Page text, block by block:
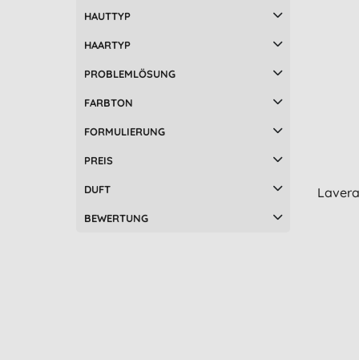
Gesichtswasser (1)
Haarmaske &
Haarbehandlungen (1)
Lidschatten (1)
Lufterfrischer (1)
Mascara (1)
Multi-taskers (1)
Männer Feuchtigkeitspflege (1)
HAUTTYP
HAARTYP
PROBLEMLÖSUNG
FARBTON
FORMULIERUNG
PREIS
DUFT
BEWERTUNG